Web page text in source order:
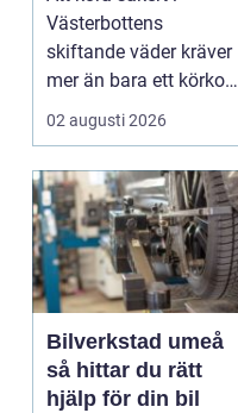
Västerbottens
skiftande väder kräver
mer än bara ett körkort
och en pålitlig bil. ...
02 augusti 2026
Bilverkstad umeå
så hittar du rätt
hjälp för din bil